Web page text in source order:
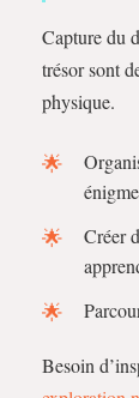
Capture du
trésor sont
physique.
Créer
Besoin